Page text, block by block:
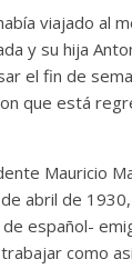
viajado al
y su hija
el fin de
que está
Mauricio
abril de
español-
como